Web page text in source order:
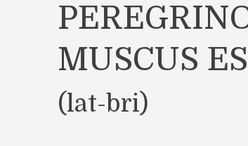
MUSCUS
(lat-bri)